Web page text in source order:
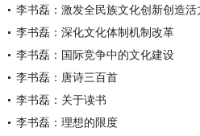
李书磊：激发全民族文化创新创造活
李书磊：深化文化体制机制改革
李书磊：国际竞争中的文化建设
李书磊：唐诗三百首
李书磊：关于读书
李书磊：理想的限度